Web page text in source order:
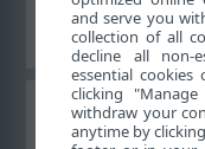
and serve you
collection of all
decline all non-
essential
clicking
withdraw your
anytime by